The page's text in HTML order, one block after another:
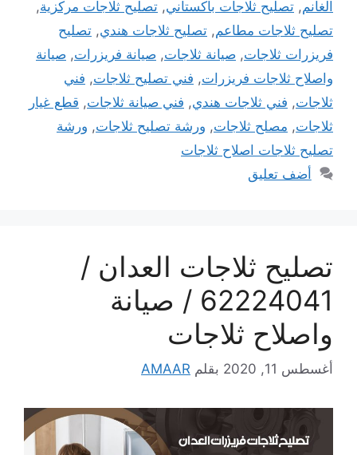
الغانم, تصليح ثلاجات باكستاني, تصليح ثلاجات مركزية,
تصليح ثلاجات مطاعم, تصليح ثلاجات هندي, تصليح
فريزرات ثلاجات, صيانة ثلاجات, صيانة فريزرات, صيانة
واصلاح ثلاجات فريزرات, فني تصليح ثلاجات, فني
ثلاجات, فني ثلاجات هندي, فني صيانة ثلاجات, قطع غيار
ثلاجات, مصلح ثلاجات, ورشة تصليح ثلاجات, ورشة
تصليح ثلاجات اصلاح ثلاجات
أضف تعليق
تصليح ثلاجات العدان /
62224041 / صيانة
واصلاح ثلاجات
أغسطس 11, 2020 بقلم AMAAR